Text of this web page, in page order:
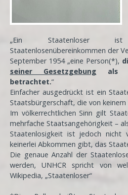
„Ein Staatenloser
Staatenlosenübereinkommen der
September 1954 „eine Person(*),
seiner Gesetzgebung als
betrachtet.“
Einfacher ausgedrückt ist ein
Staatsbürgerschaft, die von
Im völkerrechtlichen Sinn gilt
mehrfache Staatsangehörigkeit –
Staatenlosigkeit ist jedoch nicht
keinerlei Abkommen gibt, das
Die genaue Anzahl der
werden, UNHCR spricht von
Wikipedia, „Staatenloser“